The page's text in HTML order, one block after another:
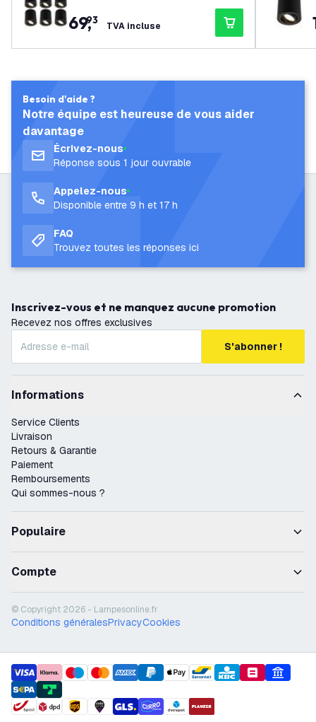
Rond - Noir - 3W - 2700K - Inclinab
le - IP20
69,
93 TVA incluse
Besoin d'aide ?
Notre équipe est heureuse de vous aider
davantage
Écrivez-nous
Réponse sous 1 jour ouvrable
Appelez-nous
Disponible entre 9 h et 17 h
FAQ
Trouvez toutes les réponses ici
Inscrivez-vous et ne manquez aucune promotion
Recevez nos offres exclusives
S'abonner !
Informations
Service Clients
Livraison
Retours & Garantie
Paiement
Remboursements
Qui sommes-nous ?
Populaire
Compte
© Copyright 2026 - Lampesonline.fr
Conditions généralesPrivacyCookies
payment methods
shipment methods